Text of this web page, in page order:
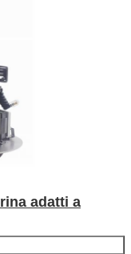
adatti a